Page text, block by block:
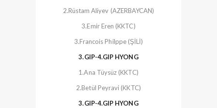
2.Rüstam Aliyev (AZERBAYCAN)
3.Emir Eren (KKTC)
3.Francois Philppe (ŞİLİ)
3.GIP-4.GIP HYONG
1.Ana Tüysüz (KKTC)
2.Betül Peyravi (KKTC)
3.GIP-4.GIP HYONG